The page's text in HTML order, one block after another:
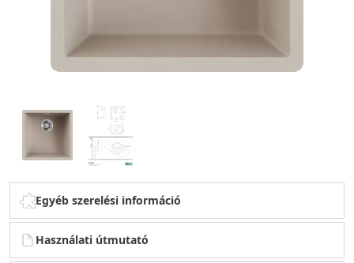
Egyéb szerelési információ
Használati útmutató